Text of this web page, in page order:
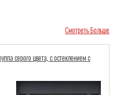
Смотреть Больше
серого цвета, с остеклением с